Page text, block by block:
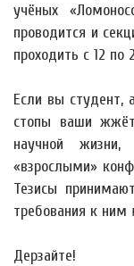
учёных
проводится и
проходить с 12 по
Если вы студент,
стопы ваши
научной
«взрослыми»
Тезисы
требования к
Дерзайте!